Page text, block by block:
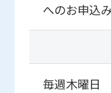
へのお申込
毎週木曜日